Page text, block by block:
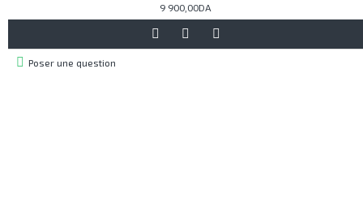
9 900,00DA
Poser une question